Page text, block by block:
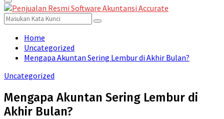
for:
Primary
Menu
Search
for:
Search
Home
Uncategorized
Mengapa Akuntan Sering Lembur di Akhir Bulan?
Uncategorized
Mengapa Akuntan Sering Lembur di
Akhir Bulan?